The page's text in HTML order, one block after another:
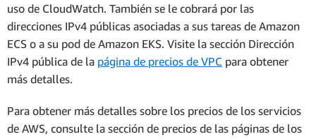
uso de CloudWatch. También se le cobrará por las
direcciones IPv4 públicas asociadas a sus tareas de Amazon
ECS o a su pod de Amazon EKS. Visite la sección Dirección
IPv4 pública de la página de precios de VPC para obtener
más detalles.
Para obtener más detalles sobre los precios de los servicios
de AWS, consulte la sección de precios de las páginas de los